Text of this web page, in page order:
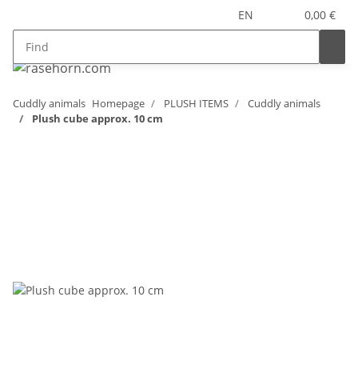
EN 0,00 €
Cuddly animals Homepage PLUSH ITEMS
Cuddly animals
Plush cube approx. 10 cm